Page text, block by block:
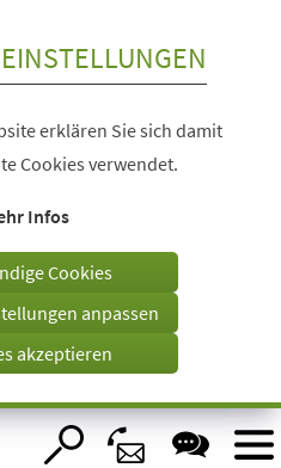
erklären Sie sich damit
Cookies verwendet.
Infos
Cookies
anpassen
akzeptieren